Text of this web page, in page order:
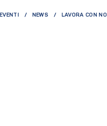
EVENTI NEWS LAVORA CON NOI